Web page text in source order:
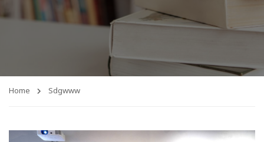
Home Sdgwww